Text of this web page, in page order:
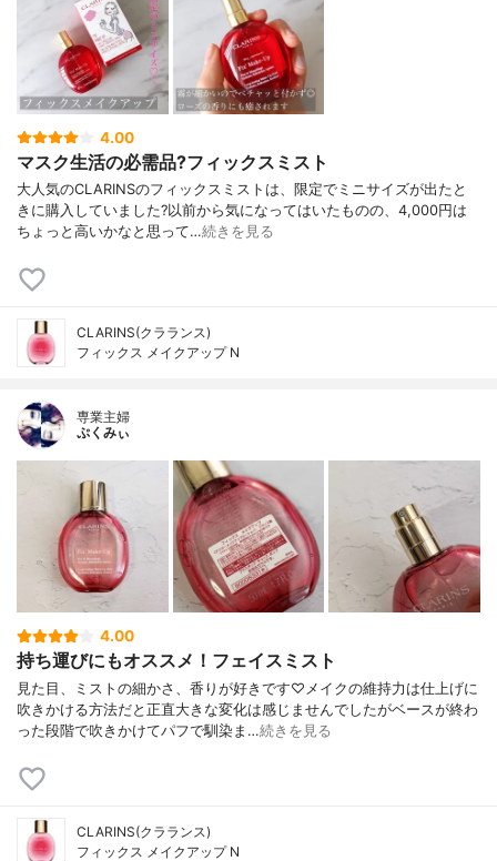
4.00
マスク生活の必需品?フィックスミスト
大人気のCLARINSのフィックスミストは、限定でミニサイズが出たと
きに購入していました?以前から気になってはいたものの、4,000円は
ちょっと高いかなと思って…続きを見る
CLARINS(クラランス)
フィックス メイクアップ N
専業主婦
ぷくみぃ
4.00
持ち運びにもオススメ！フェイスミスト
見た目、ミストの細かさ、香りが好きです♡メイクの維持力は仕上げに
吹きかける方法だと正直大きな変化は感じませんでしたがベースが終わ
った段階で吹きかけてパフで馴染ま…続きを見る
CLARINS(クラランス)
フィックス メイクアップ N